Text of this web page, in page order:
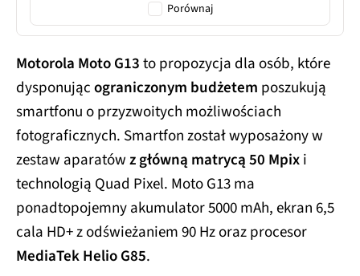
Porównaj
Motorola Moto G13to propozycja dla osób, które
dysponującograniczonym budżetem poszukują
smartfonu o przyzwoitych możliwościach
fotograficznych. Smartfon został wyposażony w
zestaw aparatówz główną matrycą 50 Mpixi
technologią Quad Pixel. Moto G13 ma
ponadtopojemny akumulator 5000 mAh, ekran 6,5
cala HD+ z odświeżaniem 90 Hz oraz procesor
MediaTek Helio G85.